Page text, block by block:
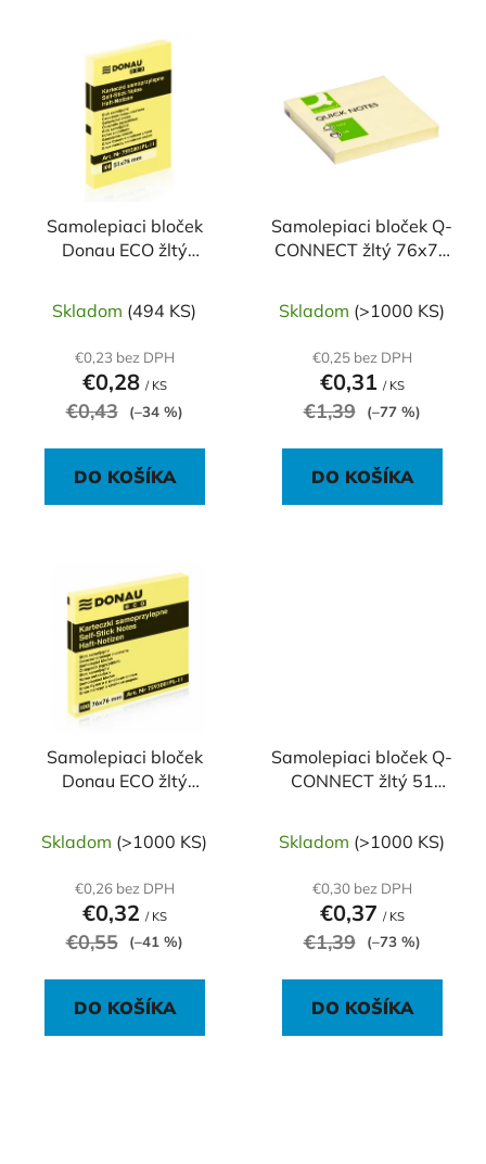
Samolepiaci bloček
Donau ECO žltý
Skladom (494 KS)
€0,23 bez DPH
€0,28 / KS
€0,43 (–34 %)
DO KOŠÍKA
Samolepiaci bloček Q-
CONNECT žltý 76x76
Skladom (>1000 KS)
€0,25 bez DPH
€0,31 / KS
€1,39 (–77 %)
DO KOŠÍKA
Samolepiaci bloček
Donau ECO žltý
Skladom (>1000 KS)
€0,26 bez DPH
€0,32 / KS
€0,55 (–41 %)
DO KOŠÍKA
Samolepiaci bloček Q-
CONNECT žltý 51
Skladom (>1000 KS)
€0,30 bez DPH
€0,37 / KS
€1,39 (–73 %)
DO KOŠÍKA